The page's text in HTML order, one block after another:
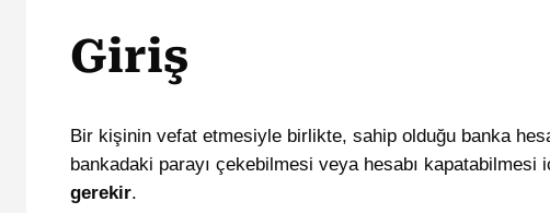
Giriş
Bir kişinin vefat etmesiyle birlikte, sahip olduğu banka
bankadaki parayı çekebilmesi veya hesabı kapatabilmesi
gerekir.